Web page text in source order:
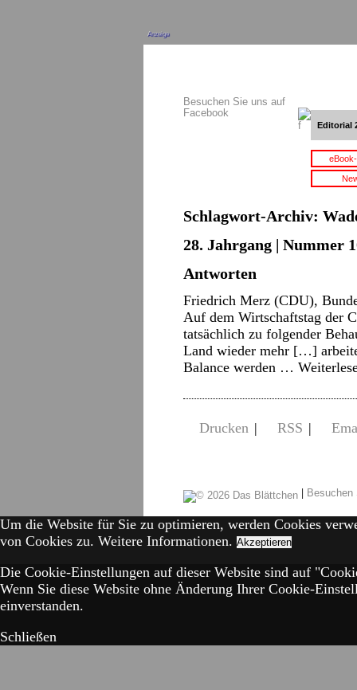
Anzeige
Besuchen Sie uns auf
Facebook
Editorial
Schlagwort-Archiv:
28. Jahrgang | Nummer
Antworten
Friedrich Merz (CDU),
Auf dem Wirtschaftstag der
tatsächlich zu folgender
Land wieder mehr […]
Balance werden …
Drucken | RSS |
|
Um die Website für Sie zu optimieren, werden Cookies
von Cookies zu. Weitere Informationen. Akzeptieren
Die Cookie-Einstellungen auf dieser Website sind auf
Wenn Sie diese Website ohne Änderung Ihrer Cookie-
einverstanden.
Schließen